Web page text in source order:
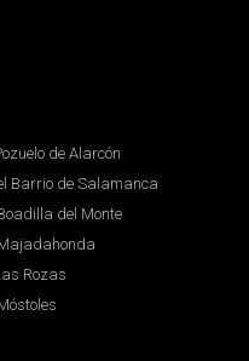
de Alarcón
Barrio de Salamanca
del Monte
Rozas